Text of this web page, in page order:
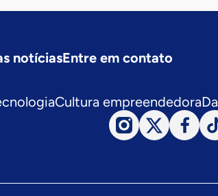
notíciasEntre em contato
Cultura empreendedora